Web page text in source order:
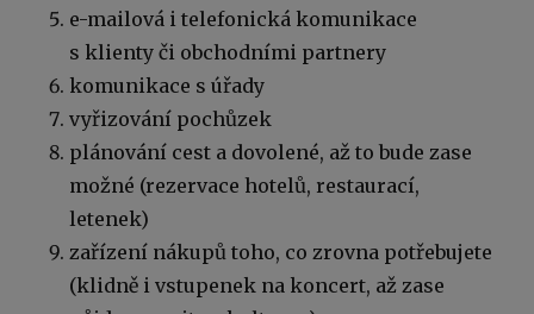
e-mailová i telefonická komunikace
s klienty či obchodními partnery
komunikace s úřady
vyřizování pochůzek
plánování cest a dovolené, až to bude zase
možné (rezervace hotelů, restaurací,
letenek)
zařízení nákupů toho, co zrovna potřebujete
(klidně i vstupenek na koncert, až zase